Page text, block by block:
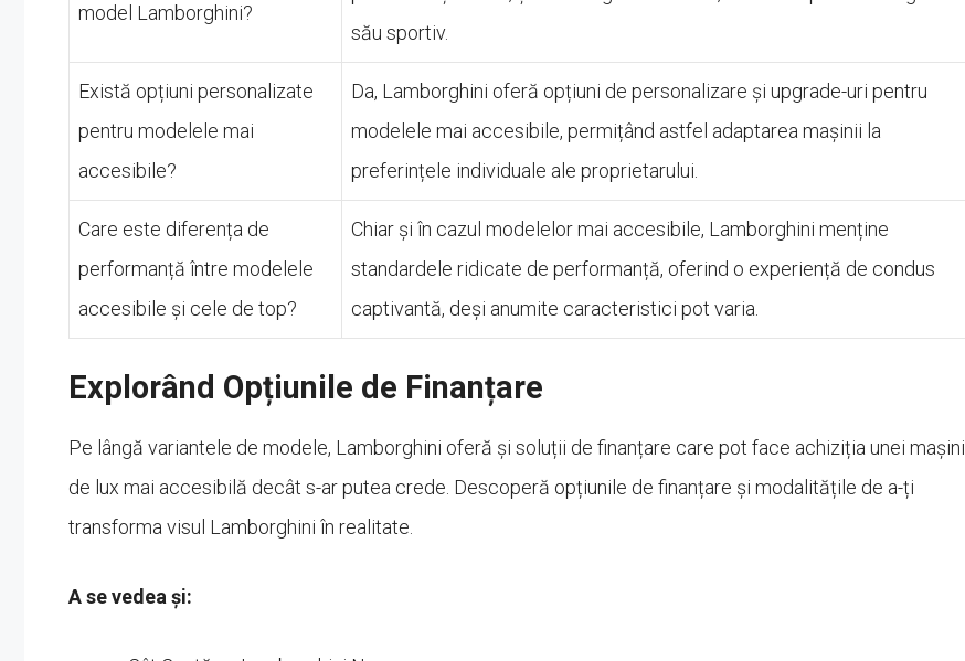
model Lamborghini?
său sportiv.
Există opțiuni personalizate
pentru modelele mai
accesibile?
Da, Lamborghini oferă opțiuni de personalizare și upgrade-uri pentru
modelele mai accesibile, permițând astfel adaptarea mașinii la
preferințele individuale ale proprietarului.
Care este diferența de
performanță între modelele
accesibile și cele de top?
Chiar și în cazul modelelor mai accesibile, Lamborghini menține
standardele ridicate de performanță, oferind o experiență de condus
captivantă, deși anumite caracteristici pot varia.
Explorând Opțiunile de Finanțare
Pe lângă variantele de modele, Lamborghini oferă și soluții de finanțare care pot face achiziția unei mașini
de lux mai accesibilă decât s-ar putea crede. Descoperă opțiunile de finanțare și modalitățile de a-ți
transforma visul Lamborghini în realitate.
A se vedea și: